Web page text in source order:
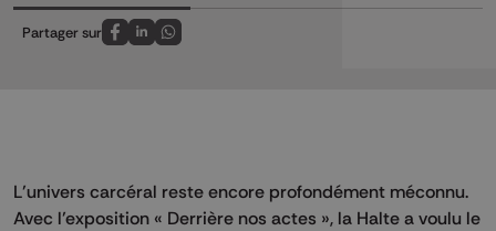
Partager sur
Partagez sur FaceBook
Partagez sur LinkedIn
Partagez sur Whatsapp
L’univers carcéral reste encore profondément méconnu.
Avec l’exposition « Derrière nos actes », la Halte a voulu le